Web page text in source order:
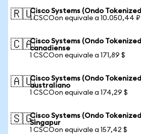
🇷🇺Cisco Systems (Ondo
1 CSCOon equivale a 10.050,44 ₽
🇨🇦Cisco Systems (Ondo
canadiense
1 CSCOon equivale a 171,89 $
🇦🇺Cisco Systems (Ondo
australiano
1 CSCOon equivale a 174,29 $
🇸🇬Cisco Systems (Ondo
Singapur
1 CSCOon equivale a 157,42 $